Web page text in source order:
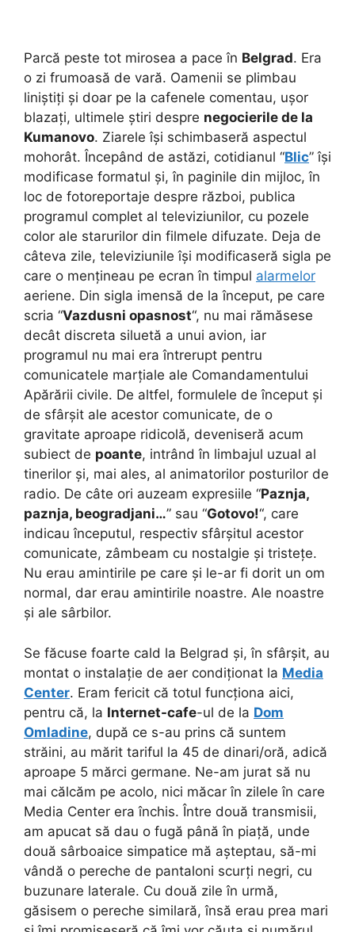
Parcă peste tot mirosea a pace în Belgrad. Era
o zi frumoasă de vară. Oamenii se plimbau
liniștiți și doar pe la cafenele comentau, ușor
blazați, ultimele știri despre negocierile de la
Kumanovo. Ziarele își schimbaseră aspectul
mohorât. Începând de astăzi, cotidianul “Blic” își
modificase formatul și, în paginile din mijloc, în
loc de fotoreportaje despre război, publica
programul complet al televiziunilor, cu pozele
color ale starurilor din filmele difuzate. Deja de
câteva zile, televiziunile își modificaseră sigla pe
care o mențineau pe ecran în timpul alarmelor
aeriene. Din sigla imensă de la început, pe care
scria “Vazdusni opasnost“, nu mai rămăsese
decât discreta siluetă a unui avion, iar
programul nu mai era întrerupt pentru
comunicatele marțiale ale Comandamentului
Apărării civile. De altfel, formulele de început și
de sfârșit ale acestor comunicate, de o
gravitate aproape ridicolă, deveniseră acum
subiect de poante, intrând în limbajul uzual al
tinerilor și, mai ales, al animatorilor posturilor de
radio. De câte ori auzeam expresiile “Paznja,
paznja, beogradjani…” sau “Gotovo!“, care
indicau începutul, respectiv sfârșitul acestor
comunicate, zâmbeam cu nostalgie și tristețe.
Nu erau amintirile pe care și le-ar fi dorit un om
normal, dar erau amintirile noastre. Ale noastre
și ale sârbilor.
Se făcuse foarte cald la Belgrad și, în sfârșit, au
montat o instalație de aer condiționat la Media
Center. Eram fericit că totul funcționa aici,
pentru că, la Internet-cafe-ul de la Dom
Omladine, după ce s-au prins că suntem
străini, au mărit tariful la 45 de dinari/oră, adică
aproape 5 mărci germane. Ne-am jurat să nu
mai călcăm pe acolo, nici măcar în zilele în care
Media Center era închis. Între două transmisii,
am apucat să dau o fugă până în piață, unde
două sârboaice simpatice mă așteptau, să-mi
vândă o pereche de pantaloni scurți negri, cu
buzunare laterale. Cu două zile în urmă,
găsisem o pereche similară, însă erau prea mari